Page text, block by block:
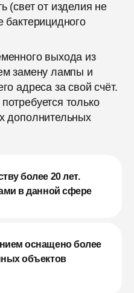
(свет от изделия не
бактерицидного
выхода из
замену лампы и
адреса за свой счёт.
только
дополнительных
более 20 лет.
в данной сфере
оснащено более
объектов